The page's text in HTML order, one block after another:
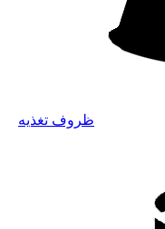
ظروف تغذیه